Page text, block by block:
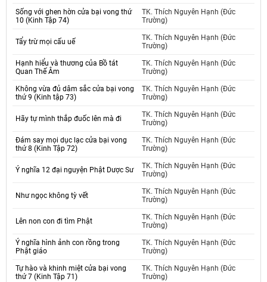
Sống với ghen hờn cửa bại vong thứ
10 (Kinh Tập 74)
TK. Thích Nguyên Hạnh (Đức
Trường)
Tẩy trừ mọi cấu uế
TK. Thích Nguyên Hạnh (Đức
Trường)
Hạnh hiểu và thương của Bồ tát
Quan Thế Âm
TK. Thích Nguyên Hạnh (Đức
Trường)
Không vừa đủ dâm sắc cửa bại vong
thứ 9 (Kinh tập 73)
TK. Thích Nguyên Hạnh (Đức
Trường)
Hãy tự mình thắp đuốc lên mà đi
TK. Thích Nguyên Hạnh (Đức
Trường)
Đám say mọi dục lạc cửa bại vong
thứ 8 (Kinh Tập 72)
TK. Thích Nguyên Hạnh (Đức
Trường)
Ý nghĩa 12 đại nguyện Phật Dược Sư
TK. Thích Nguyên Hạnh (Đức
Trường)
Như ngọc không tỳ vết
TK. Thích Nguyên Hạnh (Đức
Trường)
Lên non con đi tìm Phật
TK. Thích Nguyên Hạnh (Đức
Trường)
Ý nghĩa hình ảnh con rồng trong
Phật giáo
TK. Thích Nguyên Hạnh (Đức
Trường)
Tự hào và khinh miệt cửa bại vong
thứ 7 (Kinh Tập 71)
TK. Thích Nguyên Hạnh (Đức
Trường)